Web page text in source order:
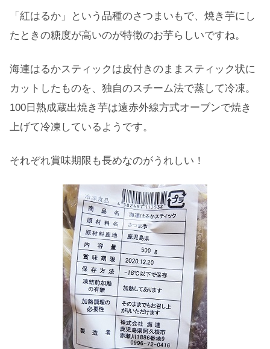
「紅はるか」という品種のさつまいもで、焼き芋にし
たときの糖度が高いのが特徴のお芋らしいですね。
海連はるかスティックは皮付きのままスティック状に
カットしたものを、独自のスチーム法で蒸して冷凍。
100日熟成蔵出焼き芋は遠赤外線方式オーブンで焼き
上げて冷凍しているようです。
それぞれ賞味期限も長めなのがうれしい！